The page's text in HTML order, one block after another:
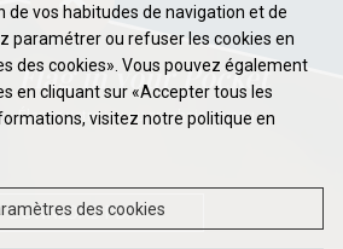
Flag in your Pocket
Élevez votre jeu au prochain niveau ...
DOWNLOAD PDF
vos habitudes de navigation et de
paramétrer ou refuser les cookies en
des cookies». Vous pouvez également
en cliquant sur «Accepter tous les
visitez notre politique en
des cookies